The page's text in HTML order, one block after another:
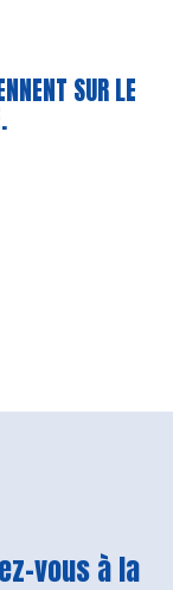
SUR LE
vous à la